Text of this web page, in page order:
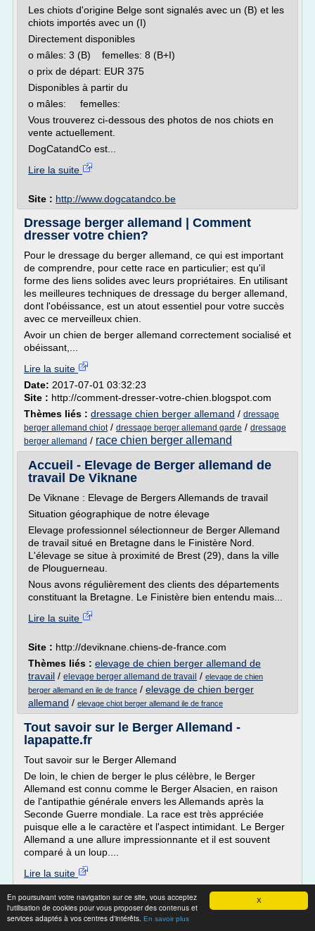
X
En poursuivant votre navigation sur ce site, vous acceptez
l'utilisation de cookies pour vous proposer des contenus et
services adaptés à vos centres d'intérêts. En savoir plus
Les chiots d'origine Belge sont signalés avec un (B) et les
chiots importés avec un (I)
Directement disponibles
o mâles: 3 (B) femelles: 8 (B+I)
o prix de départ: EUR 375
Disponibles à partir du
o mâles: femelles:
Vous trouverez ci-dessous des photos de nos chiots en
vente actuellement.
DogCatandCo est...
Lire la suite
Site : http://www.dogcatandco.be
Dressage berger allemand | Comment
dresser votre chien?
Pour le dressage du berger allemand, ce qui est important
de comprendre, pour cette race en particulier; est qu'il
forme des liens solides avec leurs propriétaires. En utilisant
les meilleures techniques de dressage du berger allemand,
dont l'obéissance, est un atout essentiel pour votre succès
avec ce merveilleux chien.
Avoir un chien de berger allemand correctement socialisé et
obéissant,...
Lire la suite
Date: 2017-07-01 03:32:23
Site : http://comment-dresser-votre-chien.blogspot.com
Thèmes liés : dressage chien berger allemand / dressage
berger allemand chiot/ dressage berger allemand garde / dressage
berger allemand / race chien berger allemand
Accueil - Elevage de Berger allemand de
travail De Viknane
De Viknane : Elevage de Bergers Allemands de travail
Situation géographique de notre élevage
Elevage professionnel sélectionneur de Berger Allemand
de travail situé en Bretagne dans le Finistère Nord.
L'élevage se situe à proximité de Brest (29), dans la ville
de Plouguerneau.
Nous avons régulièrement des clients des départements
constituant la Bretagne. Le Finistère bien entendu mais...
Lire la suite
Site : http://deviknane.chiens-de-france.com
Thèmes liés : elevage de chien berger allemand de
travail / elevage berger allemand de travail / elevage de chien
berger allemand en ile de france / elevage de chien berger
allemand / elevage chiot berger allemand ile de france
Tout savoir sur le Berger Allemand -
lapapatte.fr
Tout savoir sur le Berger Allemand
De loin, le chien de berger le plus célèbre, le Berger
Allemand est connu comme le Berger Alsacien, en raison
de l'antipathie générale envers les Allemands après la
Seconde Guerre mondiale. La race est très appréciée
puisque elle a le caractère et l'aspect intimidant. Le Berger
Allemand a une allure impressionnante et il est souvent
comparé à un loup....
Lire la suite
Site :http://www.lapapatte.fr
Thèmes liés :race de chien berger allemand poil long